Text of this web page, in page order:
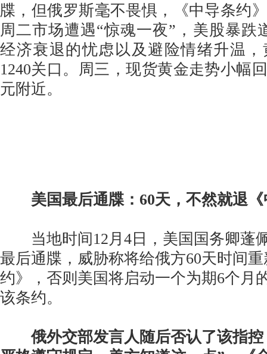
牒，但俄罗斯毫不畏惧，《中导条约
周二市场遭遇“惊魂一夜”，美股暴跌
经济衰退的忧虑以及避险情绪升温
1240关口。周三，现货黄金走势小幅
元附近。
美国最后通牒：60天，不然就退
当地时间12月4日，美国国务卿蓬
最后通牒，威胁称将给俄方60天时间
约》，否则美国将启动一个为期6个月
该条约。
俄外交部发言人随后否认了该指